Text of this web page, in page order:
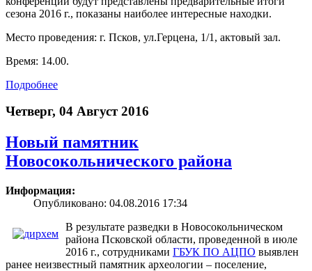
сезона 2016 г., показаны наиболее интересные находки.
Место проведения: г. Псков, ул.Герцена, 1/1, актовый зал.
Время: 14.00.
Подробнее
Четверг, 04 Август 2016
Новый памятник
Новосокольнического района
Информация:
Опубликовано: 04.08.2016 17:34
В результате разведки в Новосокольническом
района Псковской области, проведенной в июле
2016 г., сотрудниками ГБУК ПО АЦПО выявлен
ранее неизвестный памятник археологии – поселение,